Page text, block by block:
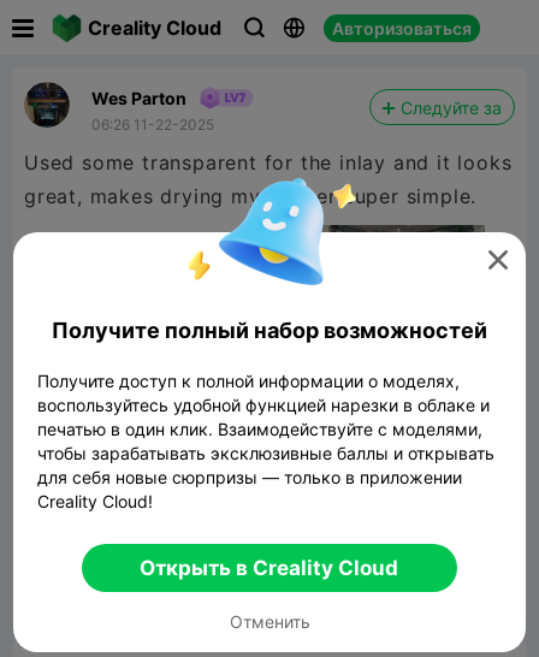
Creality Cloud   Авторизоваться
Wes Parton
06:26 11-22-2025
Следуйте за
Used some transparent for the inlay and it looks
great, makes drying my frother super simple.
Coaster for Glasses with Water Drainage
808.88KB Связанные 3D модели

Получите полный набор возможностей
Получите доступ к полной информации о моделях,
воспользуйтесь удобной функцией нарезки в облаке и
печатью в один клик. Взаимодействуйте с моделями,
чтобы зарабатывать эксклюзивные баллы и открывать
для себя новые сюрпризы — только в приложении
Creality Cloud!
Открыть в Creality Cloud
Отменить